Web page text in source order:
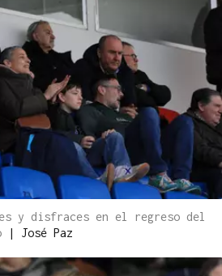
y disfraces en el regreso del
| José Paz